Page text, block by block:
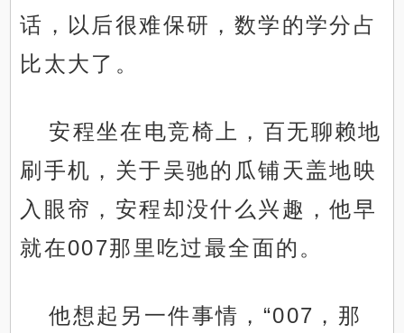
话，以后很难保研，数学的学分占
比太大了。
安程坐在电竞椅上，百无聊赖地
刷手机，关于吴驰的瓜铺天盖地映
入眼帘，安程却没什么兴趣，他早
就在007那里吃过最全面的。
他想起另一件事情，“007，那